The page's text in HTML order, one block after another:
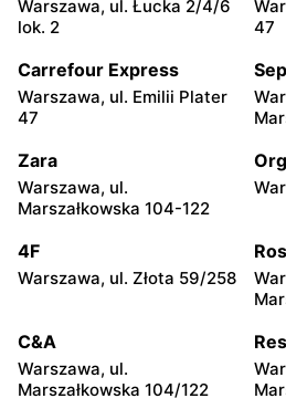
Bodzio
Bodzio
Piechoty Wilków 3
Bodzio
Bodzio
Smugowa 2
Bodzio
Warszawa, ul. Łucka 2/4/6
lok. 2
47
Carrefour Express
Warszawa, ul. Emilii Plater
47
Zara
Warszawa, ul.
Marszałkowska 104-122
4F
Warszawa, ul. Złota 59/258
C&A
Warszawa, ul.
Marszałkowska 104/122